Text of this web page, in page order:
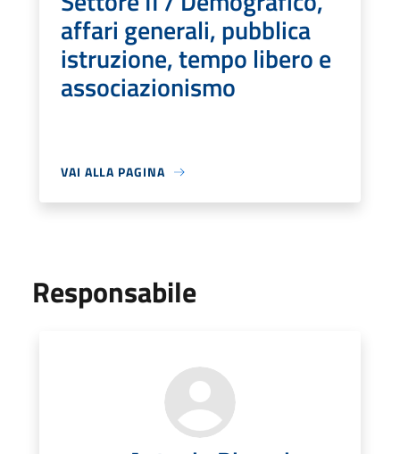
affari generali, pubblica
istruzione, tempo libero e
associazionismo
VAI ALLA PAGINA
Responsabile